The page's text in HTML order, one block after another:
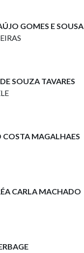
GOMES E SOUSA
SOUZA TAVARES
MAGALHAES
CARLA MACHADO